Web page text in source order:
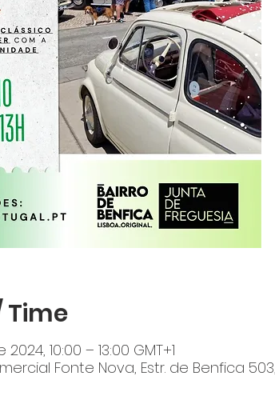
Time
10:00 – 13:00 GMT+1
Fonte Nova, Estr. de Benfica